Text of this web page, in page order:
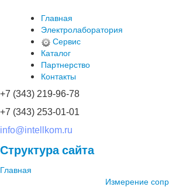
Главная
Электролаборатория
Сервис
Каталог
Партнерство
Контакты
+7 (343) 219-96-78
+7 (343) 253-01-01
info@intellkom.ru
Структура сайта
Главная
Измерение